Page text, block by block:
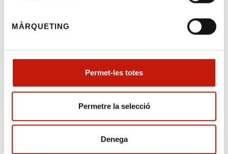
MÀRQUETING
Permet-les totes
Permetre la selecció
Denega
Exposició - Fons Col·legial